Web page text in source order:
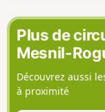
Plus de
Mesnil-
Découvrez aussi
à proximité